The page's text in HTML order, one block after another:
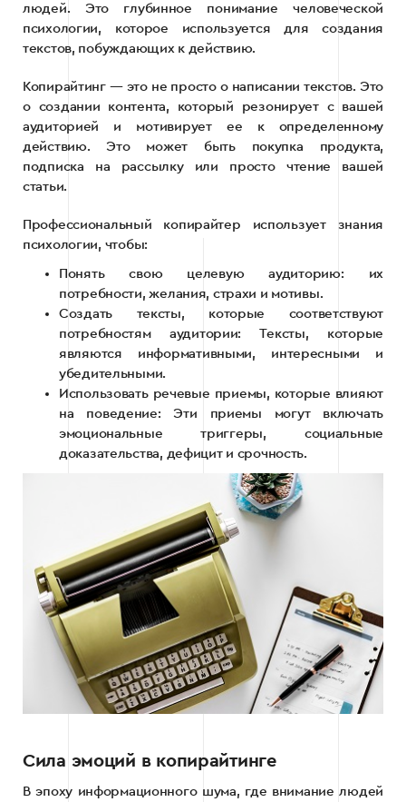
людей. Это глубинное понимание человеческой
психологии, которое используется для создания
текстов, побуждающих к действию.
Копирайтинг — это не просто о написании текстов. Это
о создании контента, который резонирует с вашей
аудиторией и мотивирует ее к определенному
действию. Это может быть покупка продукта,
подписка на рассылку или просто чтение вашей
статьи.
Профессиональный копирайтер использует знания
психологии, чтобы:
Понять свою целевую аудиторию: их
потребности, желания, страхи и мотивы.
Создать тексты, которые соответствуют
потребностям аудитории: Тексты, которые
являются информативными, интересными и
убедительными.
Использовать речевые приемы, которые влияют
на поведение: Эти приемы могут включать
эмоциональные триггеры, социальные
доказательства, дефицит и срочность.
Сила эмоций в копирайтинге
В эпоху информационного шума, где внимание людей